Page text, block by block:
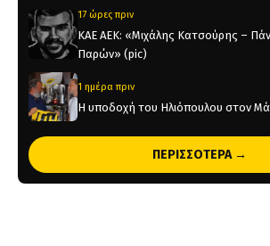
17 ώρες πριν
KAE AEK: «Μιχάλης Κατσούρης –
Παρών» (pic)
1 ημέρα πριν
Η υποδοχή του Ηλιόπουλου στον
ΠΕΡΙΣΣΟΤΕΡΑ →